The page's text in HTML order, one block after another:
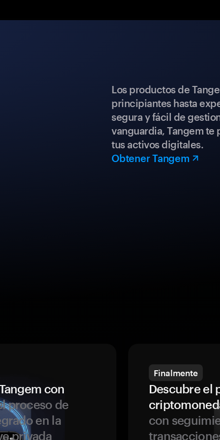
Los productos de
principiantes hasta
segura y fácil de
vanguardia, Tangem
tus activos digitales.
Obtener Tangem
con
proceso de
en la
privada
Finalmente
Descubre el
con